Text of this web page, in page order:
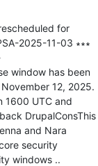
for
2025-11-03 ∗∗∗
window has been
12, 2025.
1600 UTC and
DrupalConsThis
and Nara
security
windows ..